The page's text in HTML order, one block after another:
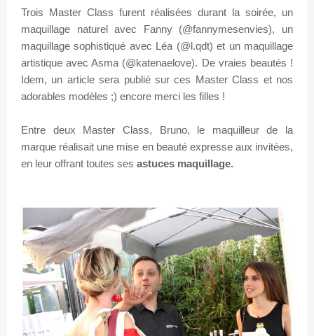
Trois Master Class furent réalisées durant la soirée, un
maquillage naturel avec Fanny (@fannymesenvies), un
maquillage sophistiqué avec Léa (@l.qdt) et un maquillage
artistique avec Asma (@katenaelove). De vraies beautés !
Idem, un article sera publié sur ces Master Class et nos
adorables modèles ;) encore merci les filles !
Entre deux Master Class, Bruno, le maquilleur de la
marque réalisait une mise en beauté expresse aux invitées,
en leur offrant toutes ses astuces maquillage.